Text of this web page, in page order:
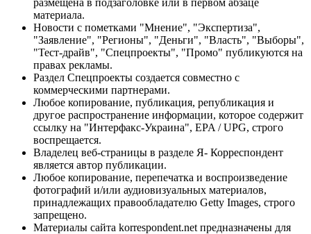
материала.
Новости с пометками "Мнение", "Экспертиза",
"Заявление", "Регионы", "Деньги", "Власть", "Выборы",
"Тест-драйв", "Спецпроекты", "Промо" публикуются на
правах рекламы.
Раздел Спецпроекты создается совместно с
коммерческими партнерами.
Любое копирование, публикация, републикация и
другое распространение информации, которое содержит
ссылку на "Интерфакс-Украина", EPA / UPG, строго
воспрещается.
Владелец веб-страницы в разделе Я- Корреспондент
является автор публикации.
Любое копирование, перепечатка и воспроизведение
фотографий и/или аудиовизуальных материалов,
принадлежащих правообладателю Getty Images, строго
запрещено.
Материалы сайта korrespondent.net предназначены для